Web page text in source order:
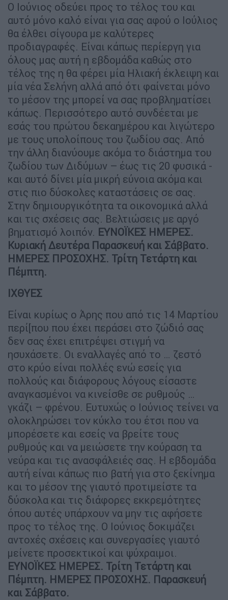
Ο Ιούνιος οδεύει προς το τέλος του και
αυτό μόνο καλό είναι για σας αφού ο Ιούλιος
θα έλθει σίγουρα με καλύτερες
προδιαγραφές. Είναι κάπως περίεργη για
όλους μας αυτή η εβδομάδα καθώς στο
τέλος της η θα φέρει μία Ηλιακή έκλειψη και
μία νέα Σελήνη αλλά από ότι φαίνεται μόνο
το μέσον της μπορεί να σας προβληματίσει
κάπως. Περισσότερο αυτό συνδέεται με
εσάς του πρώτου δεκαημέρου και λιγώτερο
με τους υπολοίπους του ζωδίου σας. Από
την άλλη διανύουμε ακόμα το διάστημα του
ζωδίου των Διδύμων – έως τις 20 φυσικά -
και αυτό δίνει μία μικρή εύνοια ακόμα και
στις πιο δύσκολες καταστάσεις σε σας.
Στην δημιουργικότητα τα οικονομικά αλλά
και τις σχέσεις σας. Βελτιώσεις με αργό
βηματισμό λοιπόν. ΕΥΝΟΪΚΕΣ ΗΜΕΡΕΣ.
Κυριακή Δευτέρα Παρασκευή και Σάββατο.
ΗΜΕΡΕΣ ΠΡΟΣΟΧΗΣ. Τρίτη Τετάρτη και
Πέμπτη.
ΙΧΘΥΕΣ
Είναι κυρίως ο Άρης που από τις 14 Μαρτίου
περί[που που έχει περάσει στο ζώδιό σας
δεν σας έχει επιτρέψει στιγμή να
ησυχάσετε. Οι εναλλαγές από το … ζεστό
στο κρύο είναι πολλές ενώ εσείς για
πολλούς και διάφορους λόγους είσαστε
αναγκασμένοι να κινείσθε σε ρυθμούς …
γκάζι – φρένου. Ευτυχώς ο Ιούνιος τείνει να
ολοκληρώσει τον κύκλο του έτσι που να
μπορέσετε και εσείς να βρείτε τους
ρυθμούς και να μειώσετε την κούραση τα
νεύρα και τις ανασφάλειές σας. Η εβδομάδα
αυτή είναι κάπως πιο βατή για στο ξεκίνημα
και το μέσον της γιαυτό προτιμείστε τα
δύσκολα και τις διάφορες εκκρεμότητες
όπου αυτές υπάρχουν να μην τις αφήσετε
προς το τέλος της. Ο Ιούνιος δοκιμάζει
αντοχές σχέσεις και συνεργασίες γιαυτό
μείνετε προσεκτικοί και ψύχραιμοι.
ΕΥΝΟΪΚΕΣ ΗΜΕΡΕΣ. Τρίτη Τετάρτη και
Πέμπτη. ΗΜΕΡΕΣ ΠΡΟΣΟΧΗΣ. Παρασκευή
και Σάββατο.